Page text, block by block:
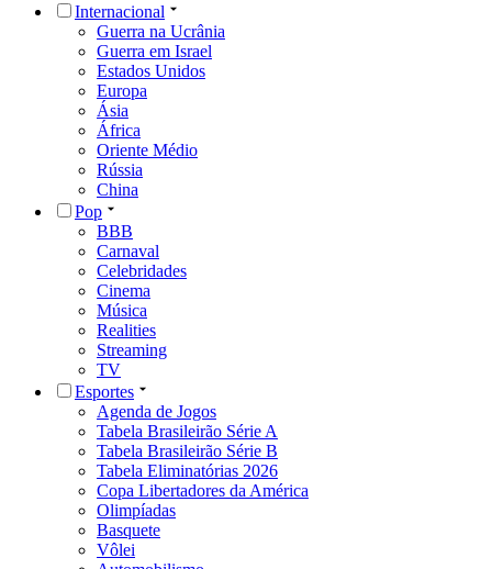
Internacional
Guerra na Ucrânia
Guerra em Israel
Estados Unidos
Europa
Ásia
África
Oriente Médio
Rússia
China
Pop
BBB
Carnaval
Celebridades
Cinema
Música
Realities
Streaming
TV
Esportes
Agenda de Jogos
Tabela Brasileirão Série A
Tabela Brasileirão Série B
Tabela Eliminatórias 2026
Copa Libertadores da América
Olimpíadas
Basquete
Vôlei